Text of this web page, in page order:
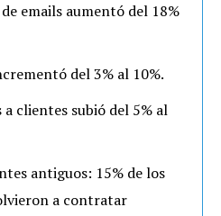
emails aumentó del 18%
del 3% al 10%.
a clientes subió del 5% al
antiguos: 15% de los
a contratar